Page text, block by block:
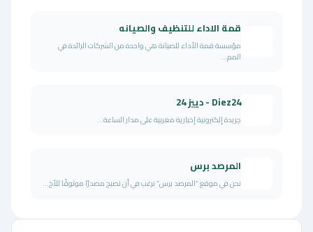
قمة الاداء للتنظيف والصيانه
مؤسسة قمة الأداء للصيانة هي واحدة من الشركات الرائدة في
المم...
Diez24 - دييز 24
جريدة إلكترونية إخبارية مغربية على مدار الساعة...
المرصد برس
نحن في موقع “المرصد برس” نرغب في أن نصبح مصدرًا موثوقًا للأخ...